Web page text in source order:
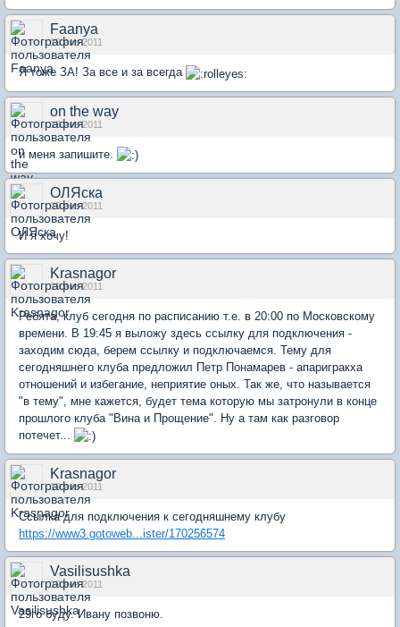
Faanya
19 янв 2011
Я тоже ЗА! За все и за всегда
on the way
19 янв 2011
и меня запишите.
ОЛЯска
19 янв 2011
И я хочу!
Krasnagor
19 янв 2011
Ребята, клуб сегодня по расписанию т.е. в 20:00 по Московскому
времени. В 19:45 я выложу здесь ссылку для подключения -
заходим сюда, берем ссылку и подключаемся. Тему для
сегодняшнего клуба предложил Петр Понамарев - апаригракха
отношений и избегание, неприятие оных. Так же, что называется
"в тему", мне кажется, будет тема которую мы затронули в конце
прошлого клуба "Вина и Прощение". Ну а там как разговор
потечет...
Krasnagor
19 янв 2011
Ссылка для подключения к сегодняшнему клубу
https://www3.gotoweb...ister/170256574
Vasilisushka
19 янв 2011
29го буду. Ивану позвоню.